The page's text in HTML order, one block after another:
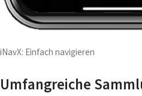
iNavX: Einfach navigieren
Umfangreiche